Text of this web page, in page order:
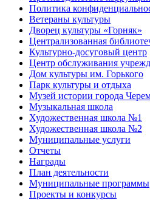
Политика
Ветераны культуры
Дворец культуры «Горняк»
Централизованная
Культурно-досуговый центр
Центр обслуживания
Дом культуры им. Горького
Парк культуры и отдыха
Музей истории города
Музыкальная школа
Художественная школа №1
Художественная школа №2
Муниципальные услуги
Отчеты
Награды
План деятельности
Муниципальные программы
Проекты и конкурсы